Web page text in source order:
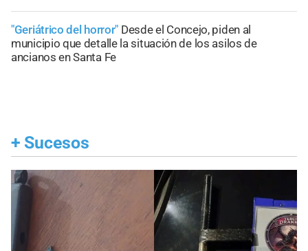
"Geriátrico del horror" Desde el Concejo, piden al
municipio que detalle la situación de los asilos de
ancianos en Santa Fe
+ Sucesos